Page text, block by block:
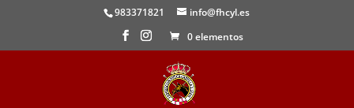
983371821
info@fhcyl.es
0 elementos